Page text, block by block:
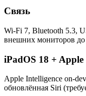
Связь
Wi-Fi 7, Bluetooth 5.3,
внешних мониторов
iPadOS 18 + Apple
Apple Intelligence on-
обновлённая Siri